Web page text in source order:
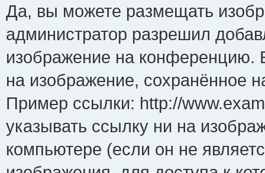
Да, вы можете размещать
администратор разрешил
изображение на конференцию.
на изображение, сохранённое
Пример ссылки: http://
указывать ссылку ни на
компьютере (если он не